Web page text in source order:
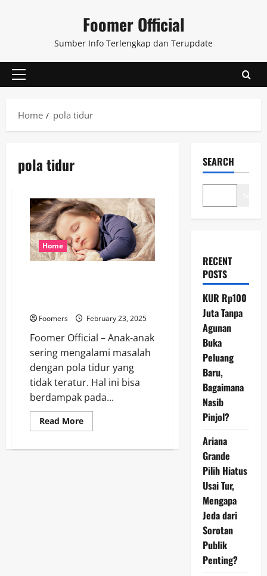
Foomer Official
Sumber Info Terlengkap dan Terupdate
Primary
Home
pola tidur
pola tidur
Home
Foomers February 23, 2025
Foomer Official – Anak-anak
sering mengalami masalah
dengan pola tidur yang
tidak teratur. Hal ini bisa
berdampak pada...
Read MoreRead
more
Pola
SEARCH
RECENT
POSTS
KUR Rp100
Juta Tanpa
Agunan
Buka
Peluang
Baru,
Bagaimana
Nasib
Pinjol?
Ariana
Grande
Pilih Hiatus
Usai Tur,
Mengapa
Jeda dari
Sorotan
Publik
Penting?